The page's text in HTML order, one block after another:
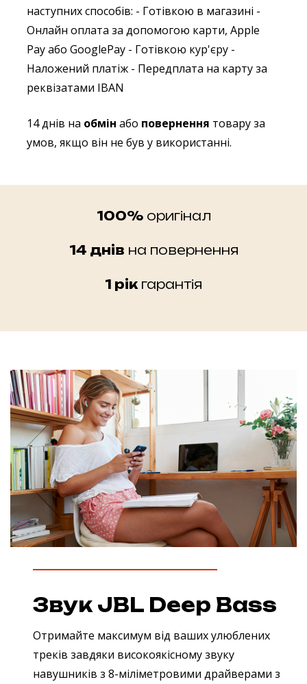
наступних способів: - Готівкою в магазині -
Онлайн оплата за допомогою карти, Apple
Pay або GooglePay - Готівкою кур'єру -
Наложений платіж - Передплата на карту за
реквізатами IBAN
14 днів на обмін або повернення товару за
умов, якщо він не був у використанні.
100%оригінал
14 днів на повернення
1 рік гарантія
Звук JBL Deep Bass
Отримайте максимум від ваших улюблених
треків завдяки високоякісному звуку
навушників з 8-міліметровими драйверами з